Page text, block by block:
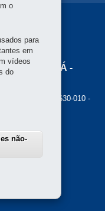
DO PARANÁ -
- Hauer 81630-010-
3312-5700
o
para
em
vídeos
do
não-